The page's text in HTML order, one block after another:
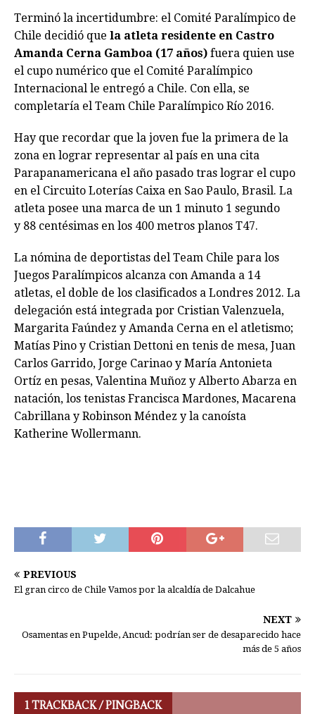
Terminó la incertidumbre: el Comité Paralímpico de
Chile decidió que la atleta residente en Castro
Amanda Cerna Gamboa (17 años) fuera quien use
el cupo numérico que el Comité Paralímpico
Internacional le entregó a Chile. Con ella, se
completaría el Team Chile Paralímpico Río 2016.
Hay que recordar que la joven fue la primera de la
zona en lograr representar al país en una cita
Parapanamericana el año pasado tras lograr el cupo
en el Circuito Loterías Caixa en Sao Paulo, Brasil. La
atleta posee una marca de un 1 minuto 1 segundo
y 88 centésimas en los 400 metros planos T47.
La nómina de deportistas del Team Chile para los
Juegos Paralímpicos alcanza con Amanda a 14
atletas, el doble de los clasificados a Londres 2012. La
delegación está integrada por Cristian Valenzuela,
Margarita Faúndez y Amanda Cerna en el atletismo;
Matías Pino y Cristian Dettoni en tenis de mesa, Juan
Carlos Garrido, Jorge Carinao y María Antonieta
Ortíz en pesas, Valentina Muñoz y Alberto Abarza en
natación, los tenistas Francisca Mardones, Macarena
Cabrillana y Robinson Méndez y la canoísta
Katherine Wollermann.
PREVIOUS
El gran circo de Chile Vamos por la alcaldía de Dalcahue
NEXT
Osamentas en Pupelde, Ancud: podrían ser de desaparecido hace
más de 5 años
1 TRACKBACK / PINGBACK